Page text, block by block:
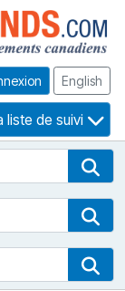
English
liste de suivi